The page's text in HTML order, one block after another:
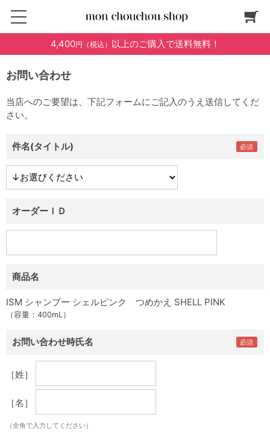
4,400円（税込） 以上のご購入で送料無料！
お問い合わせ
当店へのご要望は、下記フォームにご記入のうえ送信してくだ
さい。
件名(タイトル)
オーダーＩＤ
商品名
ISM シャンプー シェルピンク つめかえ SHELL PINK
（容量：400mL）
お問い合わせ時氏名
［姓］
［名］
（全角で入力してください）